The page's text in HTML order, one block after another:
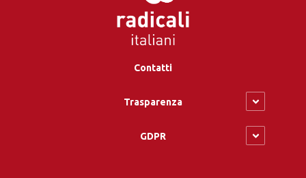
Contatti
Trasparenza
GDPR